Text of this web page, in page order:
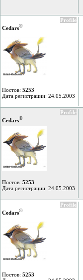
Profile
Cedars©
Постов: 5253
Дата регистрации: 24.05.2003
Profile
Cedars©
Постов: 5253
Дата регистрации: 24.05.2003
Profile
Cedars©
Постов: 5253